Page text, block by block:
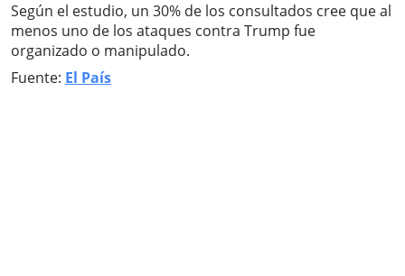
Según el estudio, un 30% de los consultados cree que al
menos uno de los ataques contra Trump fue
organizado o manipulado.
Fuente: El País